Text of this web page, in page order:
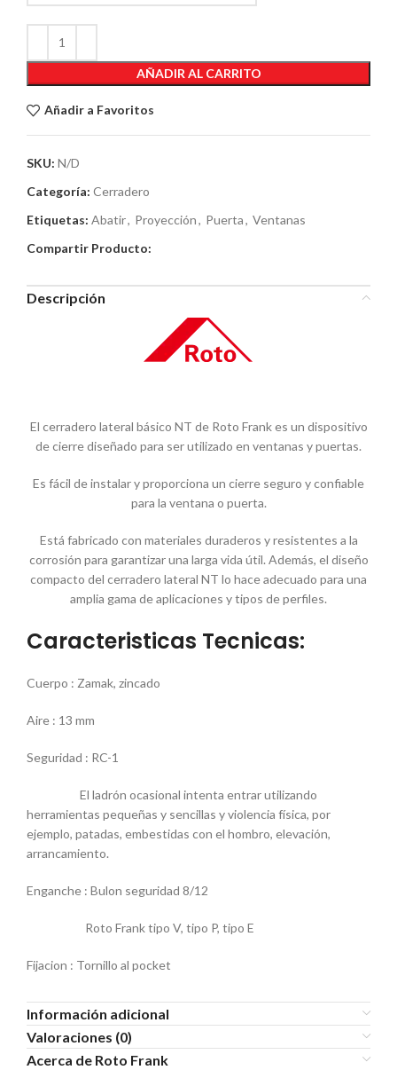
AÑADIR AL CARRITO
Añadir a Favoritos
SKU: N/D
Categoría: Cerradero
Etiquetas: Abatir, Proyección, Puerta, Ventanas
Compartir Producto:
Descripción
El cerradero lateral básico NT de Roto Frank es un dispositivo
de cierre diseñado para ser utilizado en ventanas y puertas.
Es fácil de instalar y proporciona un cierre seguro y confiable
para la ventana o puerta.
Está fabricado con materiales duraderos y resistentes a la
corrosión para garantizar una larga vida útil. Además, el diseño
compacto del cerradero lateral NT lo hace adecuado para una
amplia gama de aplicaciones y tipos de perfiles.
Caracteristicas Tecnicas:
Cuerpo : Zamak, zincado
Aire : 13 mm
Seguridad : RC-1
El ladrón ocasional intenta entrar utilizando
herramientas pequeñas y sencillas y violencia física, por
ejemplo, patadas, embestidas con el hombro, elevación,
arrancamiento.
Enganche : Bulon seguridad 8/12
Roto Frank tipo V, tipo P, tipo E
Fijacion : Tornillo al pocket
Información adicional
Valoraciones (0)
Acerca de Roto Frank